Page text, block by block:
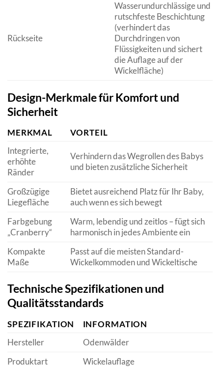
Rückseite
Wasserundurchlässige und
rutschfeste Beschichtung
(verhindert das
Durchdringen von
Flüssigkeiten und sichert
die Auflage auf der
Wickelfläche)
Design-Merkmale für Komfort und
Sicherheit
MERKMAL
VORTEIL
Integrierte,
erhöhte
Ränder
Verhindern das Wegrollen des Babys
und bieten zusätzliche Sicherheit
Großzügige
Liegefläche
Bietet ausreichend Platz für Ihr Baby,
auch wenn es sich bewegt
Farbgebung
„Cranberry“
Warm, lebendig und zeitlos – fügt sich
harmonisch in jedes Ambiente ein
Kompakte
Maße
Passt auf die meisten Standard-
Wickelkommoden und Wickeltische
Technische Spezifikationen und
Qualitätsstandards
SPEZIFIKATION
INFORMATION
Hersteller
Odenwälder
Produktart
Wickelauflage